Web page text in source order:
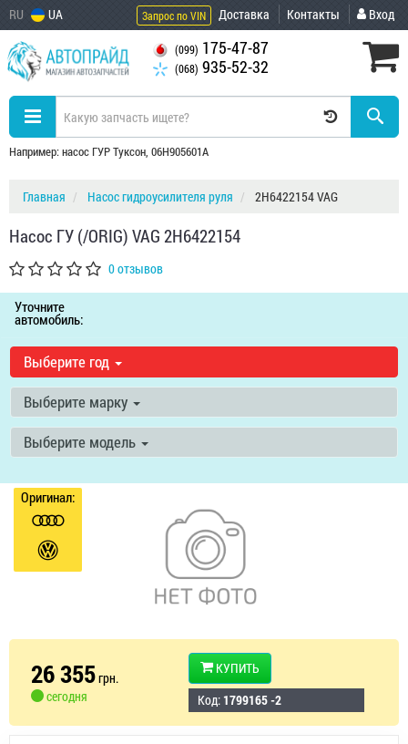
RU UA Запрос по VIN Доставка Контакты Вход
(099) 175-47-87
(068) 935-52-32
Например: насос ГУР Туксон, 06H905601A
Главная Насос гидроусилителя руля 2H6422154 VAG
Насос ГУ (/ORIG) VAG 2H6422154
0 отзывов
Уточните
автомобиль:
Выберите год
Выберите марку
Выберите модель
Оригинал:
26 355грн.
сегодня
КУПИТЬ
Код: 1799165 -2